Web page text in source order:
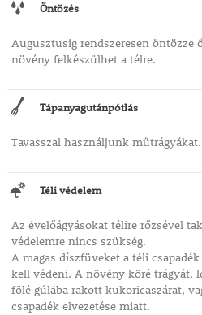
Öntözés
Augusztusig rendszeresen öntözze
növény felkészülhet a télre.
Tápanyagutánpótlás
Tavasszal használjunk műtrágyákat.
Téli védelem
Az évelőágyásokat télire rőzsével
védelemre nincs szükség.
A magas díszfüveket a téli
kell védeni. A növény köré trágyát,
fölé gúlába rakott kukoricaszárat,
csapadék elvezetése miatt.